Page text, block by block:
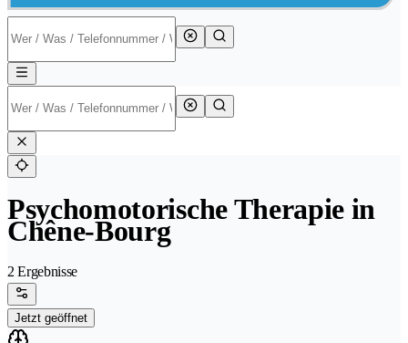
Psychomotorische Therapie in
Chêne-Bourg
2 Ergebnisse
Jetzt geöffnet